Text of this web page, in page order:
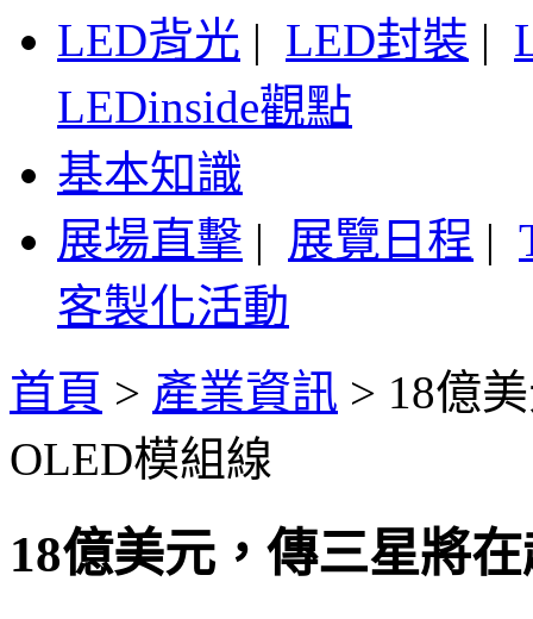
LED背光 | LED封裝 |
LEDinside觀點
基本知識
展場直擊 | 展覽日程 |
客製化活動
首頁 > 產業資訊 > 18億
OLED模組線
18億美元，傳三星將